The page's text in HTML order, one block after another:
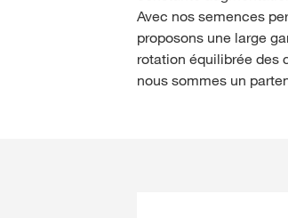
Avec nos semences
proposons une large
rotation équilibrée des
nous sommes un